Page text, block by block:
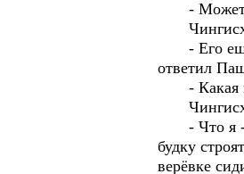
- Может,
- Его ещё
ответил
- Какая
- Что я -
будку
верёвке